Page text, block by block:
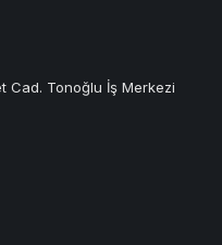
Cad. Tonoğlu İş Merkezi